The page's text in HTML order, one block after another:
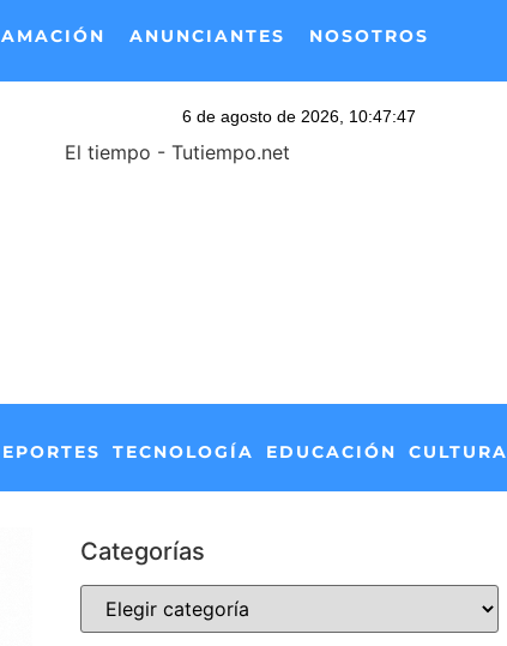
ANUNCIANTES NOSOTROS
El tiempo - Tutiempo.net
TECNOLOGÍA EDUCACIÓN CULTURA
Categorías